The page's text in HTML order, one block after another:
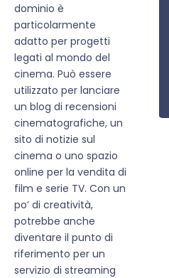
dominio è
particolarmente
adatto per progetti
legati al mondo del
cinema. Può essere
utilizzato per lanciare
un blog di recensioni
cinematografiche, un
sito di notizie sul
cinema o uno spazio
online per la vendita di
film e serie TV. Con un
po’ di creatività,
potrebbe anche
diventare il punto di
riferimento per un
servizio di streaming